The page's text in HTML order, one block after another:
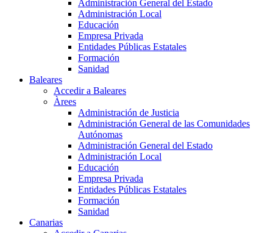
Administración General del Estado
Administración Local
Educación
Empresa Privada
Entidades Públicas Estatales
Formación
Sanidad
Baleares
Accedir a Baleares
Àrees
Administración de Justicia
Administración General de las Comunidades
Autónomas
Administración General del Estado
Administración Local
Educación
Empresa Privada
Entidades Públicas Estatales
Formación
Sanidad
Canarias